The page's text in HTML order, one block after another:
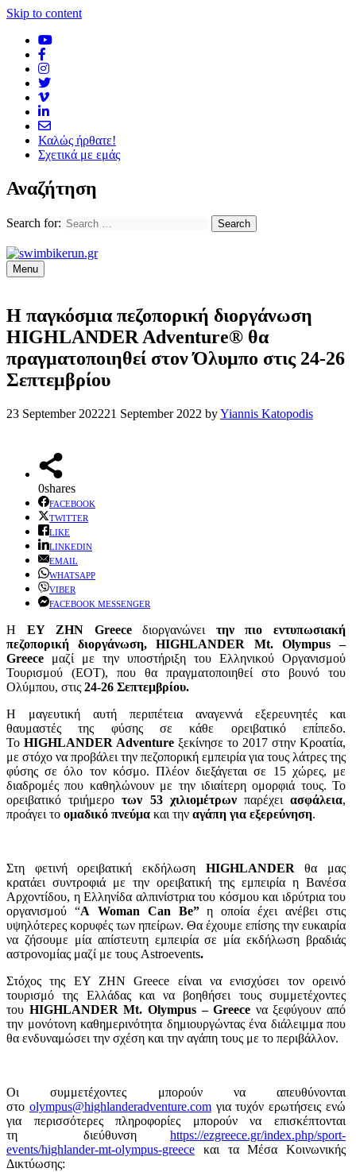
Skip to content
Καλώς ήρθατε!
Σχετικά με εμάς
Αναζήτηση
Search for:
Menu
Η παγκόσμια πεζοπορική διοργάνωση
HIGHLANDER Adventure® θα
πραγματοποιηθεί στον Όλυμπο στις 24-26
Σεπτεμβρίου
23 September 202221 September 2022 byYiannis Katopodis
0shares
FACEBOOK
TWITTER
LIKE
LINKEDIN
EMAIL
WHATSAPP
VIBER
FACEBOOK MESSENGER
Η ΕΥ ΖΗΝ Greeceδιοργανώνει την πιο εντυπωσιακή
πεζοπορική διοργάνωση, HIGHLANDER Mt. Olympus –
Greece μαζί με την υποστήριξη του Ελληνικού Οργανισμού
Τουρισμού (ΕΟΤ), που θα πραγματοποιηθεί στο βουνό του
Ολύμπου, στις 24-26 Σεπτεμβρίου.
H μαγευτική αυτή περιπέτεια αναγεννά εξερευνητές και
θαυμαστές της φύσης σε κάθε ορειβατικό επίπεδο.
Το HIGHLANDER Adventure ξεκίνησε το 2017 στην Κροατία,
με στόχο να προβάλει την πεζοπορική εμπειρία για τους λάτρες της
φύσης σε όλο τον κόσμο. Πλέον διεξάγεται σε 15 χώρες, με
διαδρομές που καθηλώνουν με την ιδιαίτερη ομορφιά τους. Το
ορειβατικό τριήμερο των 53 χιλιομέτρων παρέχειασφάλεια,
προάγει το ομαδικό πνεύμα και την αγάπη για εξερεύνηση.
Στη φετινή ορειβατική εκδήλωση HIGHLANDER
θα μας
κρατάει συντροφιά με την ορειβατική της εμπειρία η Βανέσα
Αρχοντίδου, η Ελληνίδα αλπινίστρια του κόσμου και ιδρύτρια του
οργανισμού “A Woman Can Be”η οποία έχει ανέβει στις
υψηλότερες κορυφές των ηπείρων. Θα έχουμε επίσης την ευκαιρία
να ζήσουμε μία απίστευτη εμπειρία σε μία εκδήλωση βραδιάς
αστρονομίας μαζί με τους Astroevents.
Στόχος της ΕΥ ΖΗΝ Greece είναι να ενισχύσει τον ορεινό
τουρισμό της Ελλάδας και να βοηθήσει τους συμμετέχοντες
του HIGHLANDER Mt. Olympus – Greece να ξεφύγουν από
την μονότονη καθημερινότητα δημιουργώντας ένα διάλειμμα που
θα ενδυναμώσει την σχέση και την αγάπη τους με το περιβάλλον.
Οι συμμετέχοντες μπορούν να απευθύνονται
στο olympus@highlanderadventure.comγια τυχόν ερωτήσεις ενώ
για περισσότερες πληροφορίες μπορούν να επισκέπτονται
τη διεύθυνση https://ezgreece.gr/index.php/sport-
events/highlander-mt-olympus-greece και τα Μέσα Κοινωνικής
Δικτύωσης: